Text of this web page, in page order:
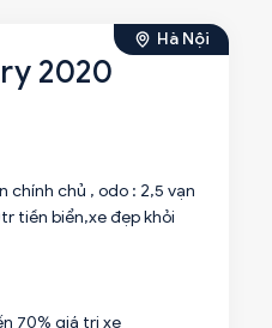
Hà Nội
2020
chính chủ , odo : 2,5 vạn
tiền biển,xe đẹp khỏi
70% giá trị xe